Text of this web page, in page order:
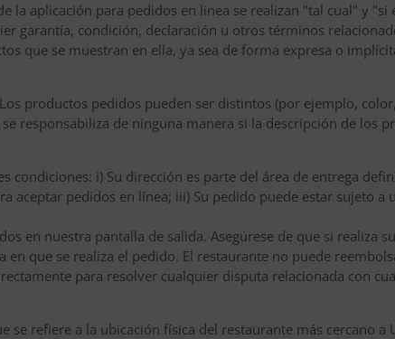
aplicación para pedidos en línea se realizan "tal cual" y "si
garantía, condición, declaración u otros términos
que se muestran en ella, ya sea de forma expresa o
productos pedidos pueden ser distintos (por ejemplo,
responsabiliza de ninguna manera si la descripción de los
condiciones: i) Su dirección es parte del área de entrega
aceptar pedidos en línea; iii) Su pedido puede estar sujeto a
en nuestra pantalla de salida. Asegúrese de que si realiza
que se realiza el pedido. El restaurante no puede
para resolver cualquier disputa relacionada con
refiere a la ubicación física del restaurante más cercano a